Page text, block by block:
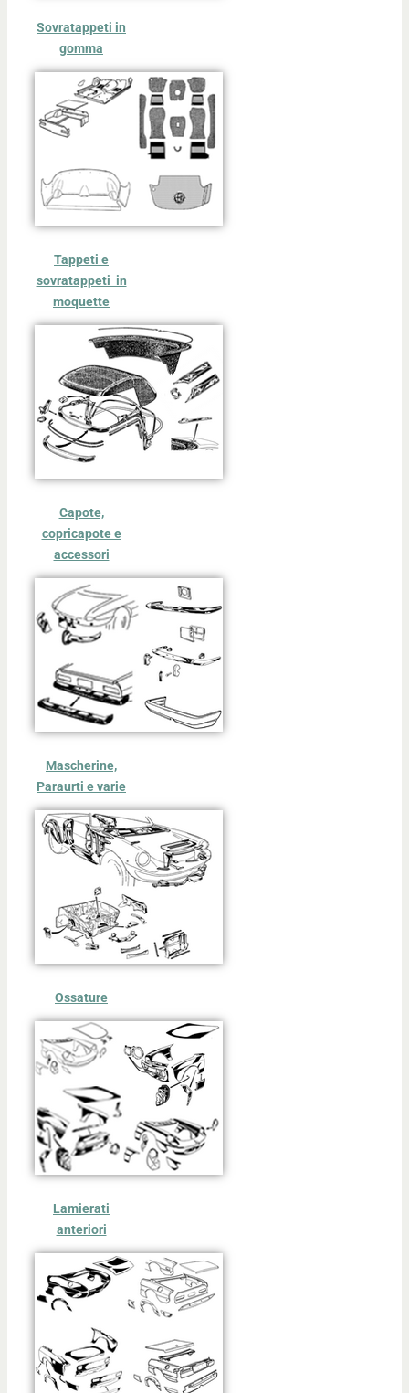
Sovratappeti in
gomma
Tappeti e
sovratappeti in
moquette
Capote,
copricapote e
accessori
Mascherine,
Paraurti e varie
Ossature
Lamierati
anteriori